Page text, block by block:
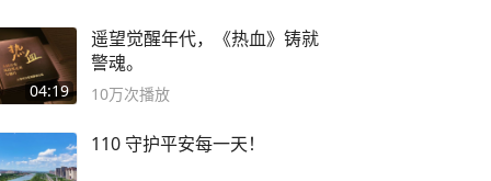
04:19
遥望觉醒年代，《热血》铸就
警魂。
10万次播放
110 守护平安每一天！